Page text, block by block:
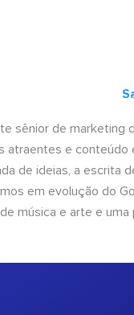
sênior de marketing
atraentes e
de ideias, a escrita
em evolução do
de música e arte e